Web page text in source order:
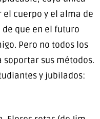
cuerpo y el alma de
que en el futuro
Pero no todos los
soportar sus métodos.
y jubilados: